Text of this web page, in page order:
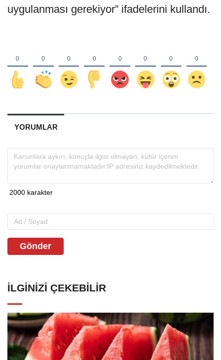
uygulanması gerekiyor” ifadelerini kullandı.
YORUMLAR
Gönder
İLGINIZI ÇEKEBILIR